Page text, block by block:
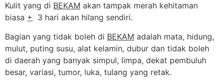
Kulit yang di BEKAM akan tampak merah kehitaman
biasa + 3 hari akan hilang sendiri.
Bagian yang tidak boleh di BEKAM adalah mata, hidung,
mulut, puting susu, alat kelamin, dubur dan tidak boleh
di daerah yang banyak simpul, limpa, dekat pembuluh
besar, variasi, tumor, luka, tulang yang retak.